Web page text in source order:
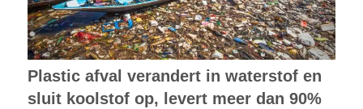
Plastic afval verandert in waterstof en
sluit koolstof op, levert meer dan 90%